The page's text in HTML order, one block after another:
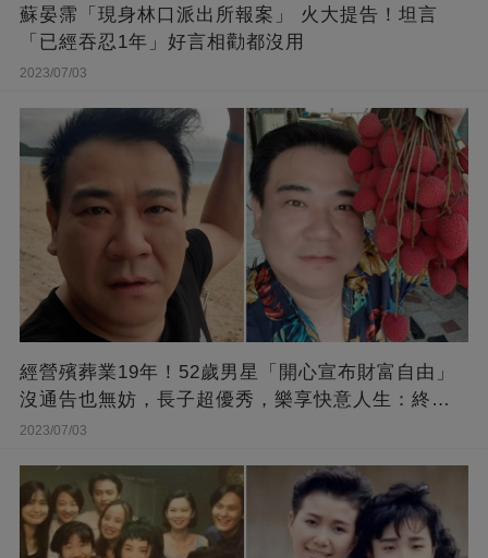
蘇晏霈「現身林口派出所報案」 火大提告！坦言
「已經吞忍1年」好言相勸都沒用
2023/07/03
經營殯葬業19年！52歲男星「開心宣布財富自由」
沒通告也無妨，長子超優秀，樂享快意人生：終于
能遊山玩水！
2023/07/03